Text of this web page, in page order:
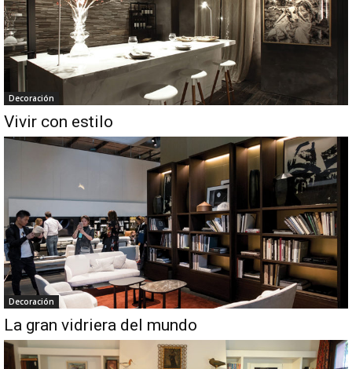
Decoración
Vivir con estilo
Decoración
La gran vidriera del mundo